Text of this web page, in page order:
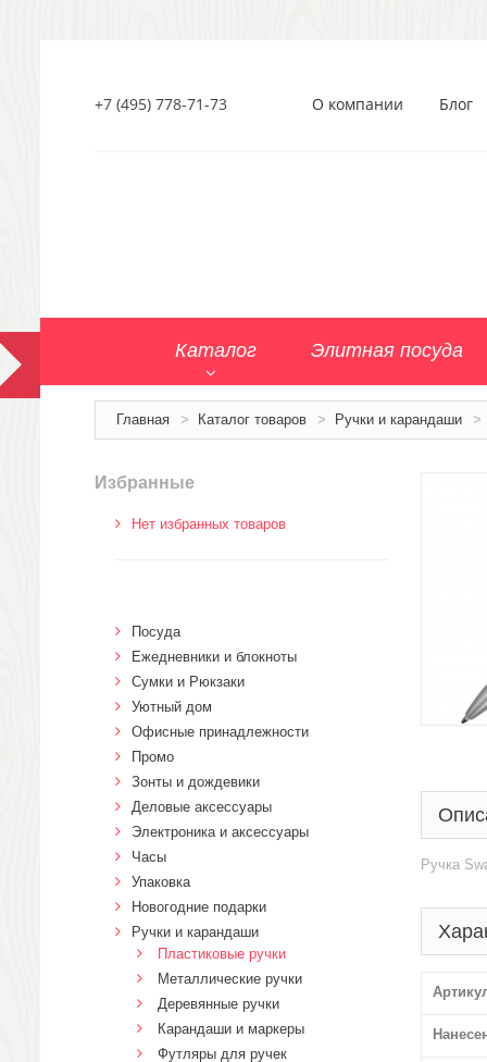
+7 (495) 778-71-73 О компании Блог
Каталог Элитная посуда
Главная > Каталог товаров > Ручки и карандаши >
Ручка
Избранные
Нет избранных товаров
Посуда
Ежедневники и блокноты
Сумки и Рюкзаки
Уютный дом
Офисные принадлежности
Промо
Зонты и дождевики
Деловые аксессуары
Электроника и аксессуары
Часы
Упаковка
Новогодние подарки
Ручки и карандаши
Пластиковые ручки
Металлические ручки
Деревянные ручки
Карандаши и маркеры
Футляры для ручек